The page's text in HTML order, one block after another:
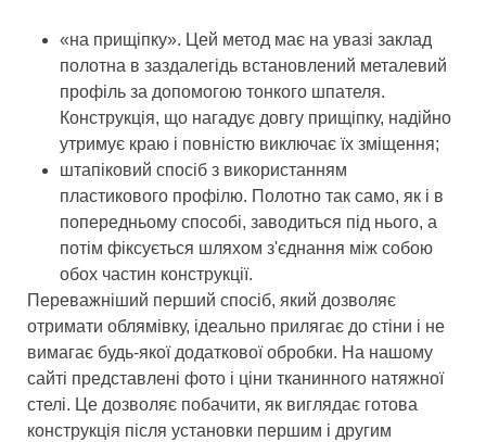
«на прищіпку». Цей метод має на увазі заклад
полотна в заздалегідь встановлений металевий
профіль за допомогою тонкого шпателя.
Конструкція, що нагадує довгу прищіпку, надійно
утримує краю і повністю виключає їх зміщення;
штапіковий спосіб з використанням
пластикового профілю. Полотно так само, як і в
попередньому способі, заводиться під нього, а
потім фіксується шляхом з'єднання між собою
обох частин конструкції.
Переважніший перший спосіб, який дозволяє
отримати облямівку, ідеально прилягає до стіни і не
вимагає будь-якої додаткової обробки. На нашому
сайті представлені фото і ціни тканинного натяжної
стелі. Це дозволяє побачити, як виглядає готова
конструкція після установки першим і другим